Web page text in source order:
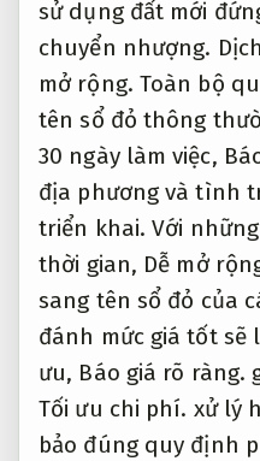
sử dụng đất mới
chuyển nhượng.
mở rộng. Toàn bộ
tên sổ đỏ thông
30 ngày làm việc,
địa phương và tình
triển khai. Với
thời gian, Dễ mở
sang tên sổ đỏ của
đánh mức giá tốt sẽ
ưu, Báo giá rõ ràng.
Tối ưu chi phí. xử lý
bảo đúng quy định